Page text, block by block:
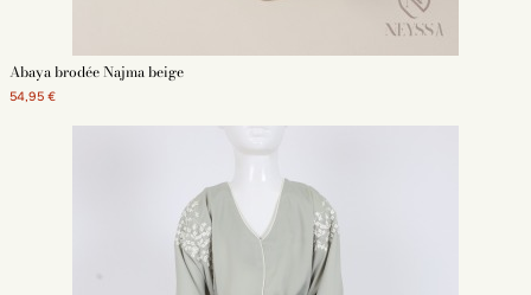
Abaya brodée Najma beige
54,95 €